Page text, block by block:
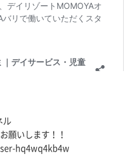
ル
願いします！！
hq4wq4kb4w